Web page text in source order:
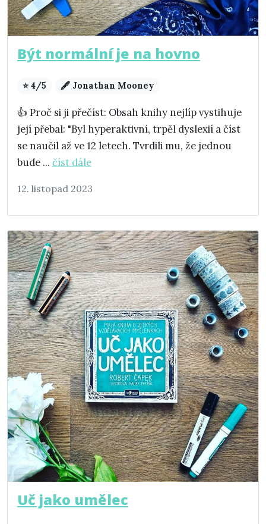
Být normální je na hovno
⭐ 4/5 🖋️ Jonathan Mooney
👍 Proč si ji přečíst: Obsah knihy nejlíp vystihuje
její přebal: "Byl hyperaktivní, trpěl dyslexií a číst
se naučil až ve 12 letech. Tvrdili mu, že jednou
bude ... číst dále
12. listopad 2023
Uč jako umělec